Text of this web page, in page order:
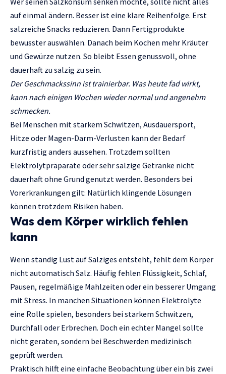
auf einmal ändern. Besser ist eine klare Reihenfolge. Erst
salzreiche Snacks reduzieren. Dann Fertigprodukte
bewusster auswählen. Danach beim Kochen mehr Kräuter
und Gewürze nutzen. So bleibt Essen genussvoll, ohne
dauerhaft zu salzig zu sein.
Der Geschmackssinn ist trainierbar. Was heute fad wirkt,
kann nach einigen Wochen wieder normal und angenehm
schmecken.
Bei Menschen mit starkem Schwitzen, Ausdauersport,
Hitze oder Magen-Darm-Verlusten kann der Bedarf
kurzfristig anders aussehen. Trotzdem sollten
Elektrolytpräparate oder sehr salzige Getränke nicht
dauerhaft ohne Grund genutzt werden. Besonders bei
Vorerkrankungen gilt: Natürlich klingende Lösungen
können trotzdem Risiken haben.
Was dem Körper wirklich fehlen
kann
Wenn ständig Lust auf Salziges entsteht, fehlt dem Körper
nicht automatisch Salz. Häufig fehlen Flüssigkeit, Schlaf,
Pausen, regelmäßige Mahlzeiten oder ein besserer Umgang
mit Stress. In manchen Situationen können Elektrolyte
eine Rolle spielen, besonders bei starkem Schwitzen,
Durchfall oder Erbrechen. Doch ein echter Mangel sollte
nicht geraten, sondern bei Beschwerden medizinisch
geprüft werden.
Praktisch hilft eine einfache Beobachtung über ein bis zwei